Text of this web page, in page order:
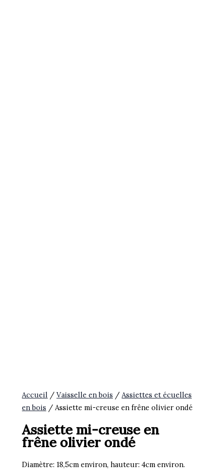
Accueil /Vaisselle en bois /Assiettes et écuelles
en bois / Assiette mi-creuse en frêne olivier ondé
Assiette mi-creuse en
frêne olivier ondé
Diamètre: 18,5cm environ, hauteur: 4cm environ.